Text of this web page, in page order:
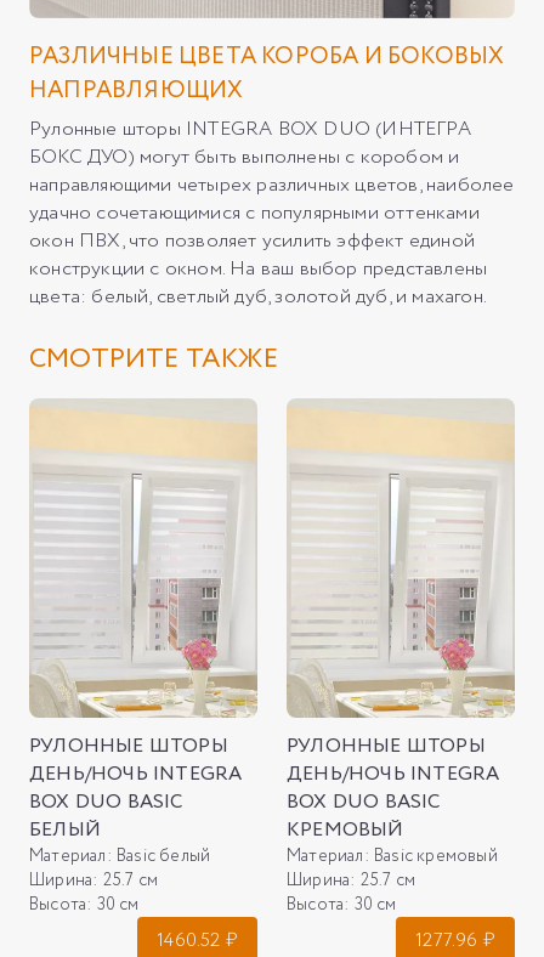
РАЗЛИЧНЫЕ ЦВЕТА КОРОБА И БОКОВЫХ
НАПРАВЛЯЮЩИХ
Рулонные шторы INTEGRA BOX DUO (ИНТЕГРА
БОКС ДУО) могут быть выполнены с коробом и
направляющими четырех различных цветов, наиболее
удачно сочетающимися с популярными оттенками
окон ПВХ, что позволяет усилить эффект единой
конструкции с окном. На ваш выбор представлены
цвета: белый, светлый дуб, золотой дуб, и махагон.
СМОТРИТЕ ТАКЖЕ
РУЛОННЫЕ ШТОРЫ
ДЕНЬ/НОЧЬ INTEGRA
BOX DUO BASIC
БЕЛЫЙ
Материал: Basic белый
Ширина: 25.7 см
Высота: 30 см
1460.52 ₽
РУЛОННЫЕ ШТОРЫ
ДЕНЬ/НОЧЬ INTEGRA
BOX DUO BASIC
КРЕМОВЫЙ
Материал: Basic кремовый
Ширина: 25.7 см
Высота: 30 см
1277.96 ₽